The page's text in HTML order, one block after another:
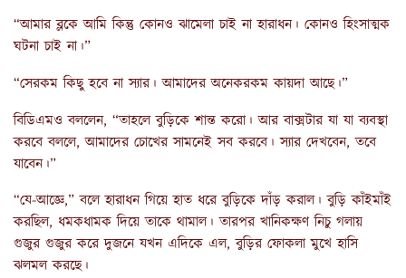
“আমার ব্লকে আমি কিন্তু কোনও ঝামেলা চাই না হারাধন। কোনও হিংসাত্মক
ঘটনা চাই না।”
“সেরকম কিছু হবে না স্যার। আমাদের অনেকরকম কায়দা আছে।”
বিডিএমও বললেন, “তাহলে বুড়িকে শান্ত করো। আর বাক্সটার যা যা ব্যবস্থা
করবে বললে, আমাদের চোখের সামনেই সব করবে। স্যার দেখবেন, তবে
যাবেন।”
“যে-আজ্ঞে,” বলে হারাধন গিয়ে হাত ধরে বুড়িকে দাঁড় করাল। বুড়ি কাঁইমাঁই
করছিল, ধমকধামক দিয়ে তাকে থামাল। তারপর খানিকক্ষণ নিচু গলায়
গুজুর গুজুর করে দুজনে যখন এদিকে এল, বুড়ির ফোকলা মুখে হাসি
ঝলমল করছে।